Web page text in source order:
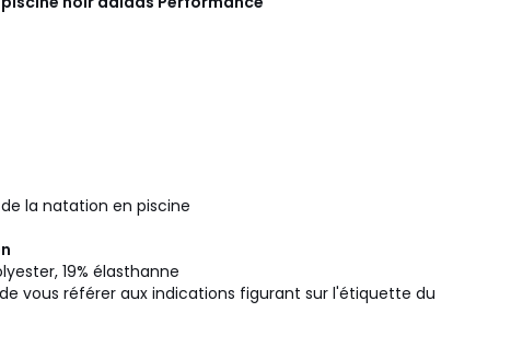
la natation en piscine
19% élasthanne
vous référer aux indications figurant sur l'étiquette du